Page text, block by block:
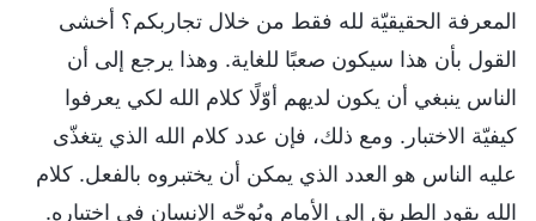
المعرفة الحقيقيّة لله فقط من خلال تجاربكم؟ أخشى
القول بأن هذا سيكون صعبًا للغاية. وهذا يرجع إلى أن
الناس ينبغي أن يكون لديهم أوّلًا كلام الله لكي يعرفوا
كيفيّة الاختبار. ومع ذلك، فإن عدد كلام الله الذي يتغذّى
عليه الناس هو العدد الذي يمكن أن يختبروه بالفعل. كلام
الله يقود الطريق إلى الأمام ويُوجّه الإنسان في اختباره.